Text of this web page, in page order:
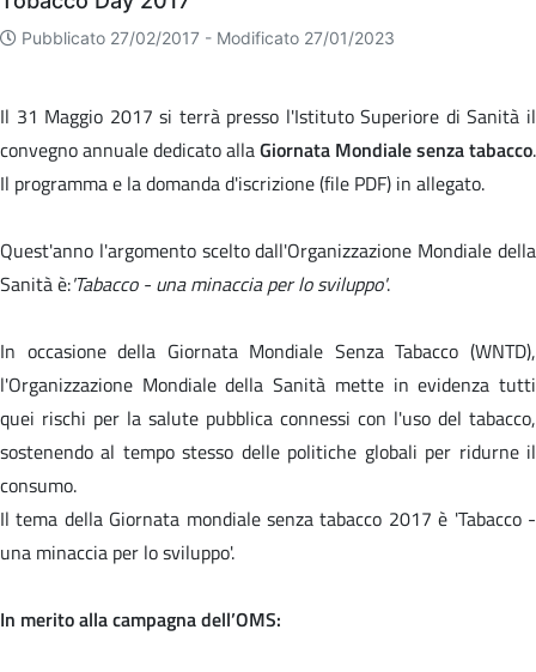
Pubblicato 27/02/2017 - Modificato 27/01/2023
Il 31 Maggio 2017 si terrà presso l'Istituto Superiore di Sanità il
convegno annuale dedicato allaGiornata Mondiale senza tabacco.
Il programma e la domanda d'iscrizione (file PDF) in allegato.
Quest'anno l'argomento scelto dall'Organizzazione Mondiale della
Sanità è:'Tabacco - una minaccia per lo sviluppo'.
In occasione della Giornata Mondiale Senza Tabacco (WNTD),
l'Organizzazione Mondiale della Sanità mette in evidenza tutti
quei rischi per la salute pubblica connessi con l'uso del tabacco,
sostenendo al tempo stesso delle politiche globali per ridurne il
consumo.
Il tema della Giornata mondiale senza tabacco 2017 è 'Tabacco -
una minaccia per lo sviluppo'.
In merito alla campagna dell’OMS: